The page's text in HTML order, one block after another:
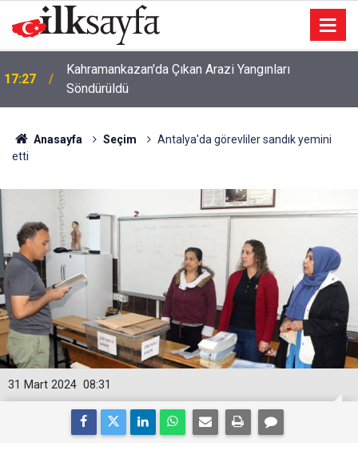
17:27
Kahramankazan'da Çıkan Arazi Yangınları
Söndürüldü
Anasayfa Seçim
Antalya'da görevliler sandık yemini
etti
08:31
31 Mart 2024